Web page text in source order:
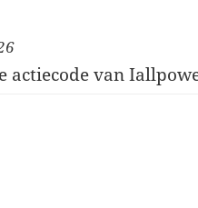
actiecode van